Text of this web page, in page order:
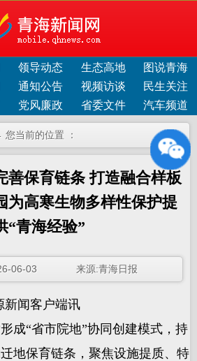
领导动态 生态高地
图说青海
通知公告 视频访谈
民生关注
党风廉政 省委文件 汽车频道
您当前的位置 ：
善保育链条 打造融合样板
为高寒生物多样性保护提
“青海经验”
06-03 来源:青海日报
闻客户端讯
成“省市院地”协同创建模式，持
地保育链条，聚焦设施提质、特